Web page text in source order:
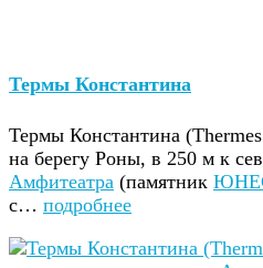
Термы Константина
Термы Константина
на берегу Роны, в 250 м к
Амфитеатра (памятник
с… подробнее